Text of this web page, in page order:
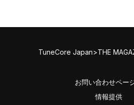
TuneCore Japan>THE
お問い合わせペー
情報提供